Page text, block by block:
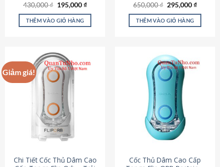
Được xếp
hạng4.78
5 sao
430,000₫ Giá
là:
430,000 ₫.
195,000₫Giá
tại
THÊM VÀO GIỎ HÀNG
Được xếp
hạng4.69
5 sao
650,000₫ Giá
là:
650,000 ₫.
295,000₫Giá
tại
THÊM VÀO GIỎ HÀNG
Giảm giá!
Chi Tiết Cốc Thủ Dâm Cao
Cốc Thủ Dâm Cao Cấp